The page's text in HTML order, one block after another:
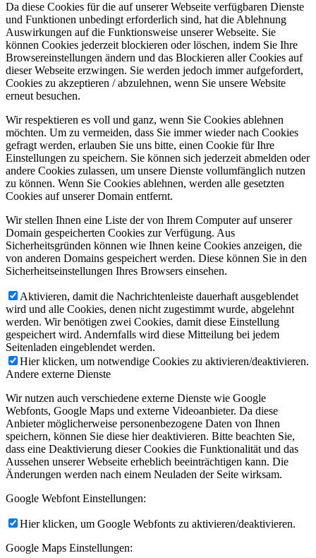
Da diese Cookies für die auf unserer Webseite verfügbaren Dienste
und Funktionen unbedingt erforderlich sind, hat die Ablehnung
Auswirkungen auf die Funktionsweise unserer Webseite. Sie
können Cookies jederzeit blockieren oder löschen, indem Sie Ihre
Browsereinstellungen ändern und das Blockieren aller Cookies auf
dieser Webseite erzwingen. Sie werden jedoch immer aufgefordert,
Cookies zu akzeptieren / abzulehnen, wenn Sie unsere Website
erneut besuchen.
Wir respektieren es voll und ganz, wenn Sie Cookies ablehnen
möchten. Um zu vermeiden, dass Sie immer wieder nach Cookies
gefragt werden, erlauben Sie uns bitte, einen Cookie für Ihre
Einstellungen zu speichern. Sie können sich jederzeit abmelden oder
andere Cookies zulassen, um unsere Dienste vollumfänglich nutzen
zu können. Wenn Sie Cookies ablehnen, werden alle gesetzten
Cookies auf unserer Domain entfernt.
Wir stellen Ihnen eine Liste der von Ihrem Computer auf unserer
Domain gespeicherten Cookies zur Verfügung. Aus
Sicherheitsgründen können wie Ihnen keine Cookies anzeigen, die
von anderen Domains gespeichert werden. Diese können Sie in den
Sicherheitseinstellungen Ihres Browsers einsehen.
Aktivieren, damit die Nachrichtenleiste dauerhaft ausgeblendet
wird und alle Cookies, denen nicht zugestimmt wurde, abgelehnt
werden. Wir benötigen zwei Cookies, damit diese Einstellung
gespeichert wird. Andernfalls wird diese Mitteilung bei jedem
Seitenladen eingeblendet werden.
Hier klicken, um notwendige Cookies zu aktivieren/deaktivieren.
Andere externe Dienste
Wir nutzen auch verschiedene externe Dienste wie Google
Webfonts, Google Maps und externe Videoanbieter. Da diese
Anbieter möglicherweise personenbezogene Daten von Ihnen
speichern, können Sie diese hier deaktivieren. Bitte beachten Sie,
dass eine Deaktivierung dieser Cookies die Funktionalität und das
Aussehen unserer Webseite erheblich beeinträchtigen kann. Die
Änderungen werden nach einem Neuladen der Seite wirksam.
Google Webfont Einstellungen:
Hier klicken, um Google Webfonts zu aktivieren/deaktivieren.
Google Maps Einstellungen: